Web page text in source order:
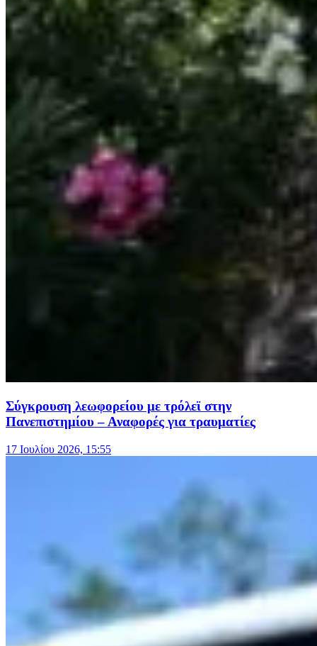
Σύγκρουση λεωφορείου με τρόλεϊ στην
Πανεπιστημίου – Αναφορές για τραυματίες
17 Ιουλίου 2026, 15:55